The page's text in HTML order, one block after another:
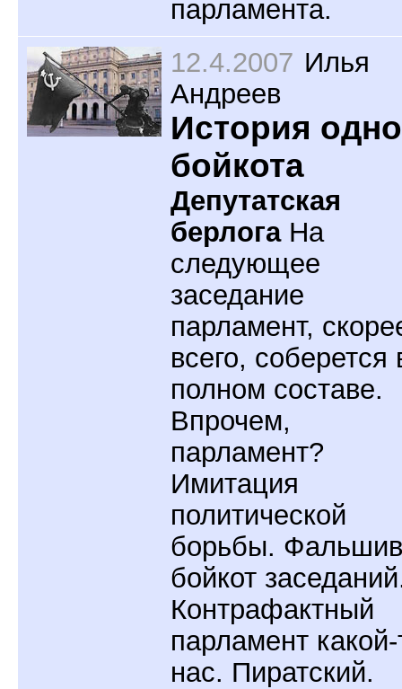
парламента.
12.4.2007 Илья
Андреев
История
бойкота
Депутатская
берлогаНа
следующее
заседание
парламент,
всего, соберется
полном составе.
Впрочем,
парламент?
Имитация
политической
борьбы.
бойкот
Контрафактный
парламент
нас. Пиратский.